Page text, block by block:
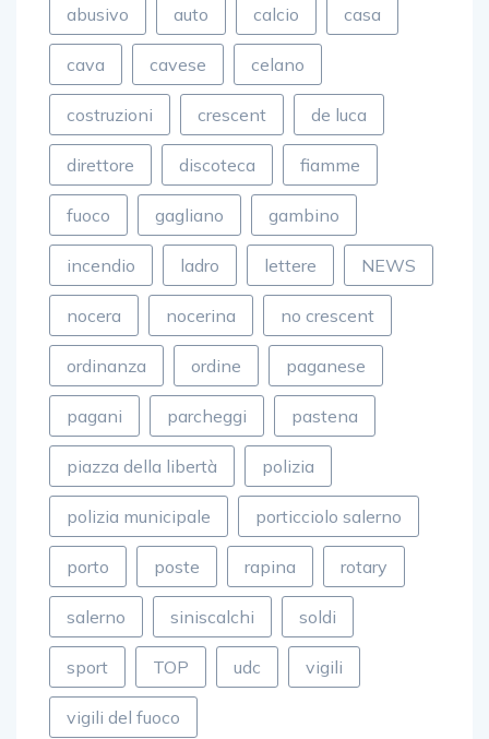
abusivo auto calcio casa
cava cavese celano
costruzioni crescent de luca
direttore discoteca fiamme
fuoco gagliano gambino
incendio ladro lettere NEWS
nocera nocerina no crescent
ordinanza ordine paganese
pagani parcheggi pastena
piazza della libertà polizia
polizia municipale porticciolo salerno
porto poste rapina rotary
salerno siniscalchi soldi
sport TOP udc vigili
vigili del fuoco